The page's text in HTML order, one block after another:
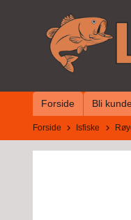
Forside Bli
Forside Isfiske